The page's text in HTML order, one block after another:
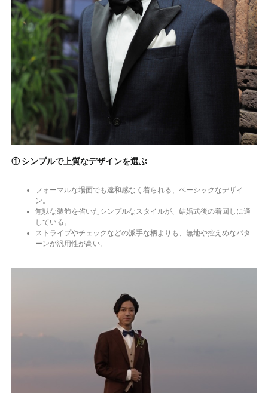
① シンプルで上質なデザインを選ぶ
フォーマルな場面でも違和感なく着られる、ベーシックなデザイ
ン。
無駄な装飾を省いたシンプルなスタイルが、結婚式後の着回しに適
している。
ストライプやチェックなどの派手な柄よりも、無地や控えめなパタ
ーンが汎用性が高い。